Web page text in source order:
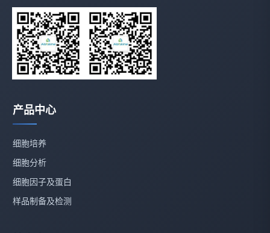
产品中心
细胞培养
细胞分析
细胞因子及蛋白
样品制备及检测